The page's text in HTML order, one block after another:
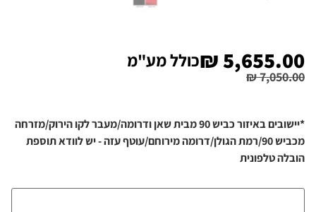
₪7,050.00
₪5,655.00 כולל מע"מ
*יישובים באיזור כביש 90 מבית שאן ודרומה/מעבר לקו הירוק/מזרחה
מכביש 90/רמת הגולן/דרומה מירוחם/עוטף עזה - יש לוודא תוספת
הובלה טלפונית